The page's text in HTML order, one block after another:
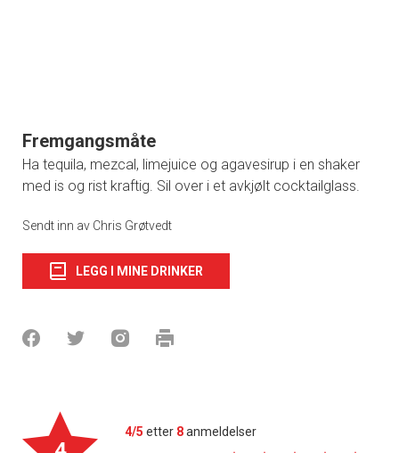
Fremgangsmåte
Ha tequila, mezcal, limejuice og agavesirup i en shaker
med is og rist kraftig. Sil over i et avkjølt cocktailglass.
Sendt inn av Chris Grøtvedt
LEGG I MINE DRINKER
4/5 etter 8anmeldelser